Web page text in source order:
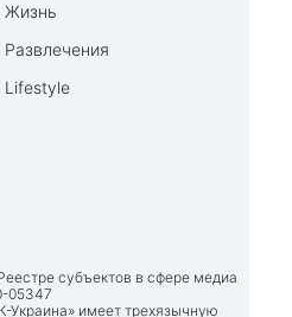
Жизнь
Развлечения
Lifestyle
субъектов в сфере медиа
05347
имеет трехязычную